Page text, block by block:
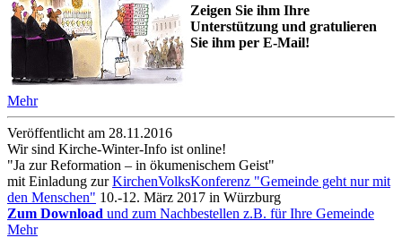
Zeigen Sie ihm Ihre
Unterstützung und gratulieren
Sie ihm per E-Mail!
Mehr
Veröffentlicht am 28­.11.2016
Wir sind Kirche-Winter-Info ist online!
"Ja zur Reformation – in ökumenischem Geist"
mit Einladung zurKirchenVolksKonferenz "Gemeinde geht nur mit
den Menschen" 10.-12. März 2017 in Würzburg
Zum Download und zum Nachbestellen z.B. für Ihre Gemeinde
Mehr